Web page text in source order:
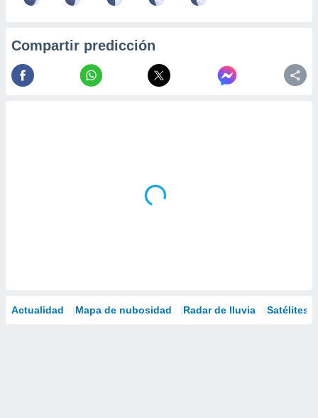
Compartir predicción
Actualidad Mapa de nubosidad Radar de lluvia Satélites